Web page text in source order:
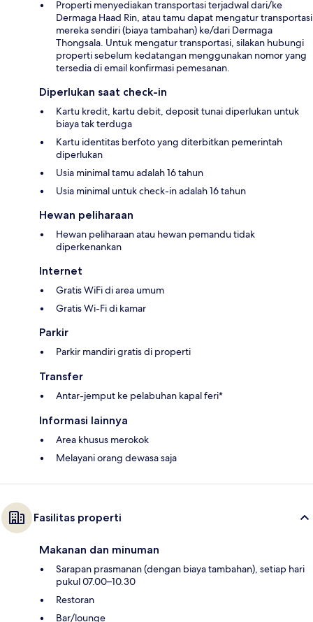
Properti menyediakan transportasi terjadwal dari/ke
Dermaga Haad Rin, atau tamu dapat mengatur transportasi
mereka sendiri (biaya tambahan) ke/dari Dermaga
Thongsala. Untuk mengatur transportasi, silakan hubungi
properti sebelum kedatangan menggunakan nomor yang
tersedia di email konfirmasi pemesanan.
Diperlukan saat check-in
Kartu kredit, kartu debit, deposit tunai diperlukan untuk
biaya tak terduga
Kartu identitas berfoto yang diterbitkan pemerintah
diperlukan
Usia minimal tamu adalah 16 tahun
Usia minimal untuk check-in adalah 16 tahun
Hewan peliharaan
Hewan peliharaan atau hewan pemandu tidak
diperkenankan
Internet
Gratis WiFi di area umum
Gratis Wi-Fi di kamar
Parkir
Parkir mandiri gratis di properti
Transfer
Antar-jemput ke pelabuhan kapal feri*
Informasi lainnya
Area khusus merokok
Melayani orang dewasa saja
Fasilitas properti
Makanan dan minuman
Sarapan prasmanan (dengan biaya tambahan), setiap hari
pukul 07.00–10.30
Restoran
Bar/lounge